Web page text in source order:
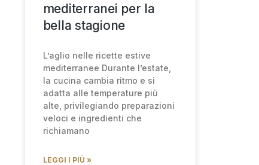
mediterranei per la
bella stagione
L’aglio nelle ricette estive
mediterranee Durante l’estate,
la cucina cambia ritmo e si
adatta alle temperature più
alte, privilegiando preparazioni
veloci e ingredienti che
richiamano
LEGGI I PIÙ »